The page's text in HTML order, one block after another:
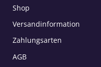
Shop
Versandinformation
Zahlungsarten
AGB